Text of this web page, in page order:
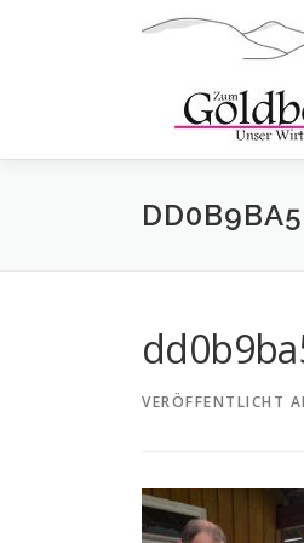
VERÖFFENTLICHT